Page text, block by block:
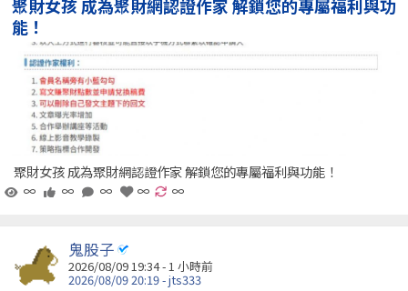
聚財女孩 成為聚財網認證作家 解鎖您的專屬福利與功
能！
聚財女孩 成為聚財網認證作家 解鎖您的專屬福利與功能！
∞
∞ ∞ ∞ ∞
鬼股子
2026/08/09 19:34 - 1 小時前
2026/08/09 20:19 - jts333